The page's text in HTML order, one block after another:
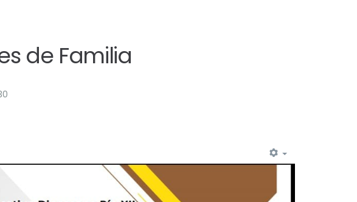
de Familia